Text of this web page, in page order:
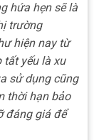
hứa hẹn sẽ là
trường
hiện nay từ
tất yếu là xu
sử dụng cũng
thời hạn bảo
đáng giá để